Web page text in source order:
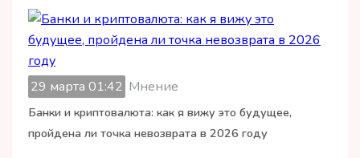
29 марта 01:42 Мнение
Банки и криптовалюта: как я вижу это будущее,
пройдена ли точка невозврата в 2026 году